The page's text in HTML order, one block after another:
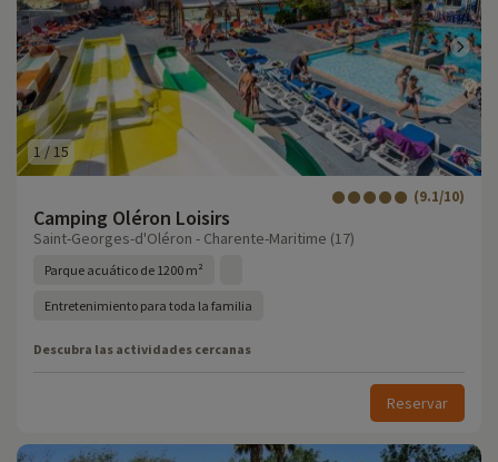
1/15
Camping Oléron Loisirs
(9.1/10)
Saint-Georges-d'Oléron - Charente-Maritime (17)
Parque acuático de 1200 m²
Entretenimiento para toda la familia
Descubra las actividades cercanas
Reservar